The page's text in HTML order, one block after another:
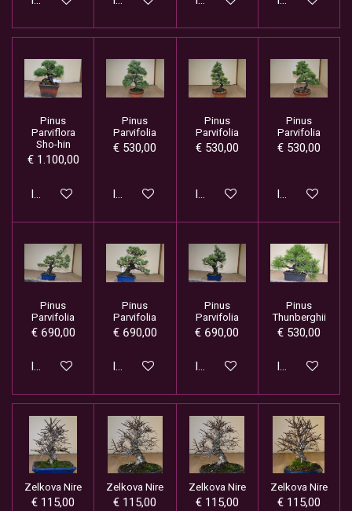
Pinus
Parviflora
Sho-hin
€ 1.100,00
In winkelwagen
Pinus
Parvifolia
€ 530,00
In winkelwagen
Pinus
Parvifolia
€ 530,00
In winkelwagen
Pinus
Parvifolia
€ 530,00
In
Pinus
Parvifolia
€ 690,00
In winkelwagen
Pinus
Parvifolia
€ 690,00
In winkelwagen
Pinus
Parvifolia
€ 690,00
In winkelwagen
Pinus
Thunberghii
€ 530,00
In
Zelkova Nire
€ 115,00
Zelkova Nire
€ 115,00
Zelkova Nire
€ 115,00
Zelkova Nire
€ 115,00